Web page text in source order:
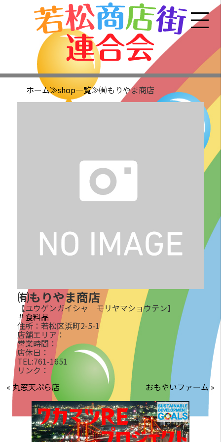
ホーム≫shop一覧≫㈲もりやま商店
㈲もりやま商店
【ユウゲンガイシャ モリヤマショウテン】
＃食料品
住所：若松区浜町2-5-1
店舗エリア：
営業時間：
店休日：
TEL:761-1651
リンク：
« 丸窓天ぷら店 おもやいファーム»